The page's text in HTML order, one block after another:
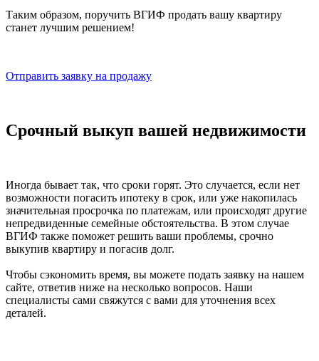
Таким образом, поручить ВГИФ продать вашу квартиру
станет лучшим решением!
Отправить заявку на продажу
Срочный выкуп вашей недвижимости
Иногда бывает так, что сроки горят. Это случается, если нет
возможности погасить ипотеку в срок, или уже накопилась
значительная просрочка по платежам, или происходят другие
непредвиденные семейные обстоятельства. В этом случае
ВГИФ также поможет решить ваши проблемы, срочно
выкупив квартиру и погасив долг.
Чтобы сэкономить время, вы можете подать заявку на нашем
сайте, ответив ниже на несколько вопросов. Наши
специалисты сами свяжутся с вами для уточнения всех
деталей.